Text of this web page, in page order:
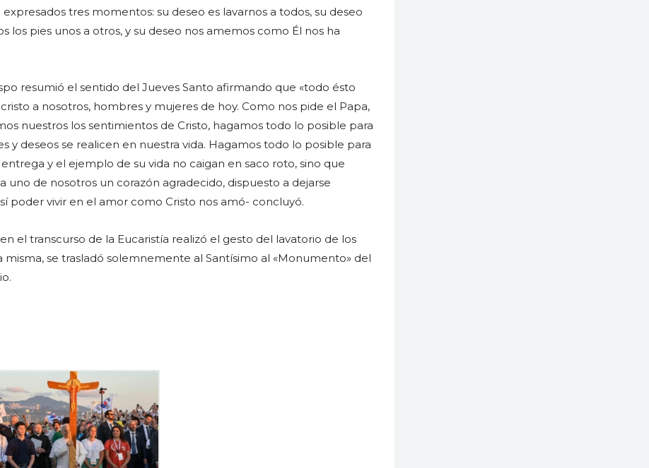
expresados tres momentos: su deseo es lavarnos a todos, su deseo
los pies unos a otros, y su deseo nos amemos como Él nos ha
resumió el sentido del Jueves Santo afirmando que «todo ésto
a nosotros, hombres y mujeres de hoy. Como nos pide el Papa,
nuestros los sentimientos de Cristo, hagamos todo lo posible para
y deseos se realicen en nuestra vida. Hagamos todo lo posible para
y el ejemplo de su vida no caigan en saco roto, sino que
uno de nosotros un corazón agradecido, dispuesto a dejarse
poder vivir en el amor como Cristo nos amó- concluyó.
el transcurso de la Eucaristía realizó el gesto del lavatorio de los
misma, se trasladó solemnemente al Santísimo al «Monumento» del